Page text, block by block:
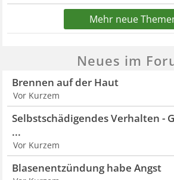
Mehr neue
Neues im
Brennen auf der Haut
Vor Kurzem
Selbstschädigendes Verhalten -
...
Vor Kurzem
Blasenentzündung habe Angst